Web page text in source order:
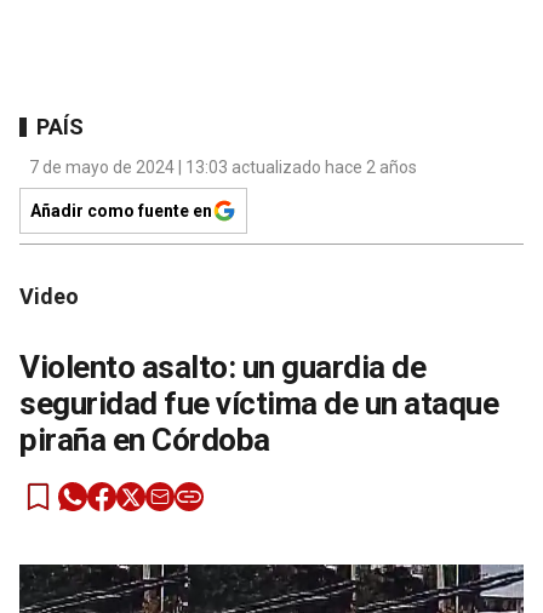
PAÍS
7 de mayo de 2024 | 13:03 actualizado hace 2 años
Añadir como fuente en
Video
Violento asalto: un guardia de
seguridad fue víctima de un ataque
piraña en Córdoba